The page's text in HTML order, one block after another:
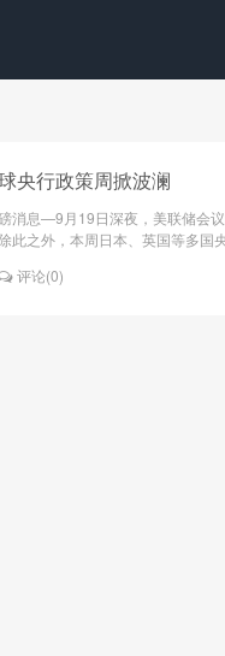
央行政策周掀波澜
消息—9月19日深夜，美联储会
之外，本周日本、英国等多国
评论(0)